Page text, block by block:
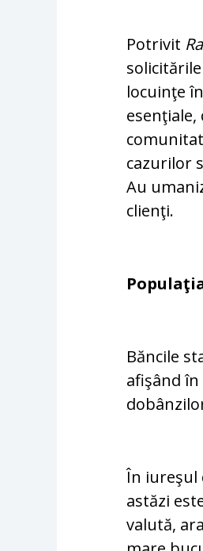
Potrivit
locuinţe
cazurilor
Au
clienţi.
Băncile
afişând
În iureşul
astăzi
valută,